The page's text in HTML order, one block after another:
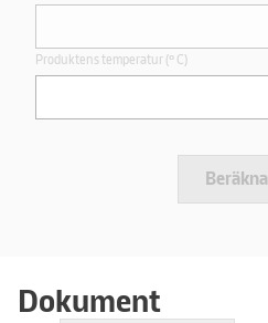
Produktens temperatur (º C)
Beräkna
Dokument